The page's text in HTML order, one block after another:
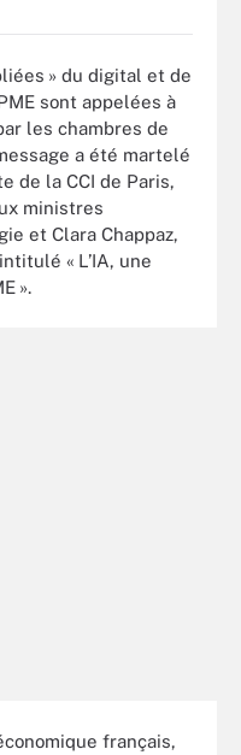
» du digital et de
sont appelées à
les chambres de
a été martelé
de la CCI de Paris,
ministres
et Clara Chappaz,
« L’IA, une
».
français,